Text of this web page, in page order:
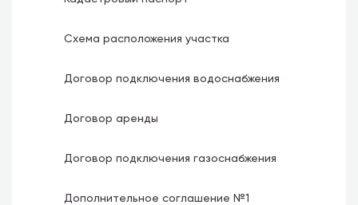
Схема расположения участка
Договор подключения водоснабжения
Договор аренды
Договор подключения газоснабжения
Дополнительное соглашение №1